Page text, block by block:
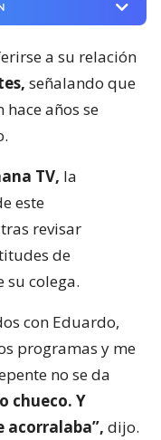
a su relación
señalando que
años se
TV, la
este
revisar
de
colega.
con Eduardo,
programas y me
no se da
chueco. Y
acorralaba”, dijo.